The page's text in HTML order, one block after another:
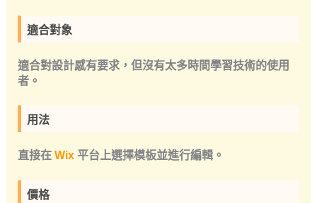
適合對象
適合對設計感有要求，但沒有太多時間學習技術的使用
者。
用法
直接在Wix平台上選擇模板並進行編輯。
價格